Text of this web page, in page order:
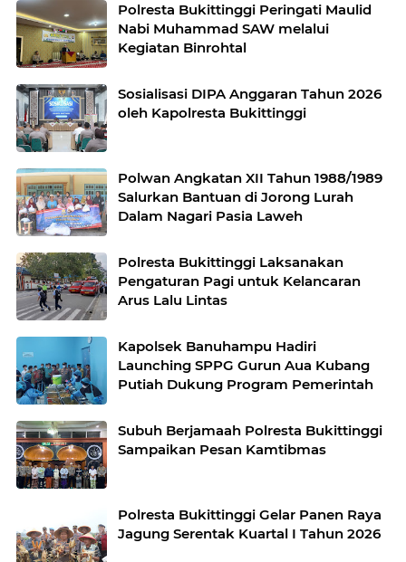
Polresta Bukittinggi Peringati Maulid
Nabi Muhammad SAW melalui
Kegiatan Binrohtal
Sosialisasi DIPA Anggaran Tahun 2026
oleh Kapolresta Bukittinggi
Polwan Angkatan XII Tahun 1988/1989
Salurkan Bantuan di Jorong Lurah
Dalam Nagari Pasia Laweh
Polresta Bukittinggi Laksanakan
Pengaturan Pagi untuk Kelancaran
Arus Lalu Lintas
Kapolsek Banuhampu Hadiri
Launching SPPG Gurun Aua Kubang
Putiah Dukung Program Pemerintah
Subuh Berjamaah Polresta Bukittinggi
Sampaikan Pesan Kamtibmas
Polresta Bukittinggi Gelar Panen Raya
Jagung Serentak Kuartal I Tahun 2026